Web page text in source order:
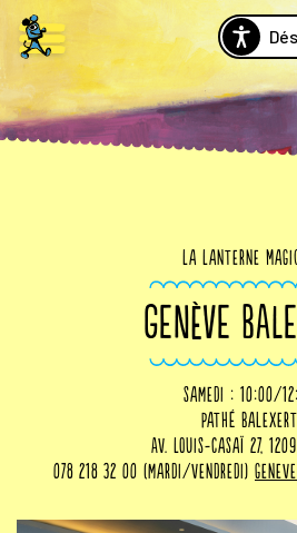
La Lanterne
GENÈVE
samedi : 10:00/
Pathé Balexert
Av. Louis-Casaï 27,
078 218 32 00 (mardi/vendredi)